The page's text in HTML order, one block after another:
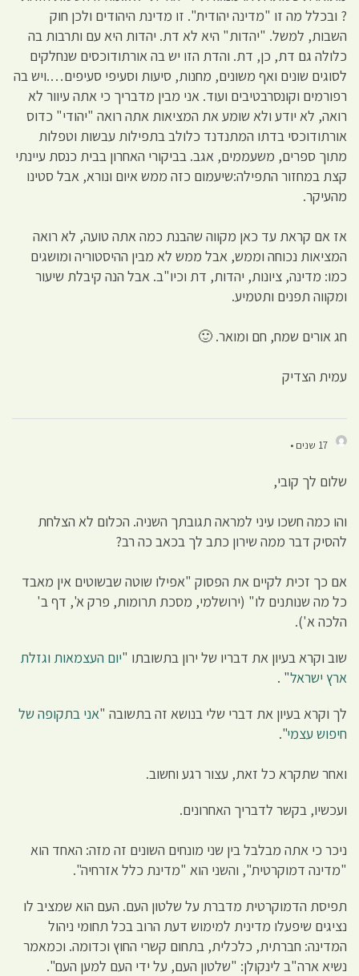
? ובכלל מה זו "מדינה יהודית". זו מדינת היהודים ולכן חוק
השבות, למשל. "יהדות" היא לא דת. יהדות היא עם ותרבות בה
כלולה גם דת, כן, דת. והדת הזו יש בה אורתודוכסים שנחלקים
לסוגים שונים ואף משונים, מחנות, סיעות וסעיפי סעיפים….ויש בה
רפורמים וקונסרבטיבים ועוד. אני מבין מדבריך כי אתה עיוור לא
רואה, לא יודע ולא שומע את המציאות אתה רואה "יהודי" כדוס
אורתודוכסי בדתו המתנדנד כלולב בתפילות עבשות וטפלות
מתוך ספרים, משעממים, אגב. בביקורי האחרון בבית כנסת עיינתי
קצת במחזור התפילה:שיעמום כזה ממש איום ונורא, אבל סטינו
מהעיקר.
אז אם קראת עד כאן מקווה שהבנת כמה אתה טועה, לא רואה
המציאות נכוחה וממש, אבל ממש לא מבין ההיסטוריה ומושגים
כמו: מדינה, ציונות, יהדות, דת וכיו"ב. אבל הנה קיבלת שיעור
ומקווה תפנים ותטמיע.
חג אורים שמח, חם ומואר. 🙂
עמית הצדיק
17 שנים •
שלום לך קובי,
והו כמה חשכו עיני למראה תגובתך השניה. הכלום לא הצלחת
להסיק דבר ממה שירון כתב לך בכאב כה רב?
אם כך זכית לקיים את הפסוק "אפילו שוטה שבשוטים אין מאבד
כל מה שנותנים לו" (ירושלמי, מסכת תרומות, פרק א', דף ב'
הלכה א').
שוב וקרא בעיון את דבריו של ירון בתשובתו "יום העצמאות וגזלת
ארץ ישראל" .
לך וקרא בעיון את דברי שלי בנושא זה בתשובה "אני בתקופה של
חיפוש עצמי".
ואחר שתקרא כל זאת, עצור רגע וחשוב.
ועכשיו, בקשר לדבריך האחרונים.
ניכר כי אתה מבלבל בין שני מונחים השונים זה מזה: האחד הוא
"מדינה דמוקרטית", והשני הוא "מדינת כלל אזרחיה".
תפיסת הדמוקרטית מדברת על שלטון העם. העם הוא שמציב לו
נציגים שיפעלו מדינית למימוש דעת הרוב בכל תחומי ניהול
המדינה: חברתית, כלכלית, בתחום קשרי החוץ וכדומה. וכמאמר
נשיא ארה"ב לינקולן: "שלטון העם, על ידי העם למען העם".